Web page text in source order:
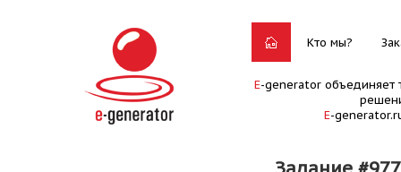
Кто мы?
E-generator объединяет
E-